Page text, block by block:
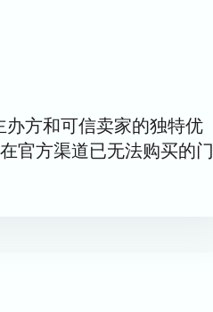
方和可信卖家的独特优
官方渠道已无法购买的门